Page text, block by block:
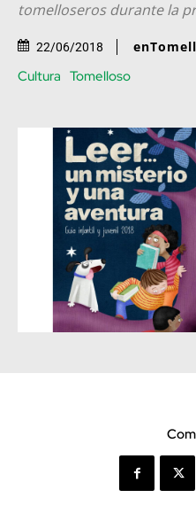
tomelloseros durante la
22/06/2018
Cultura Tomelloso